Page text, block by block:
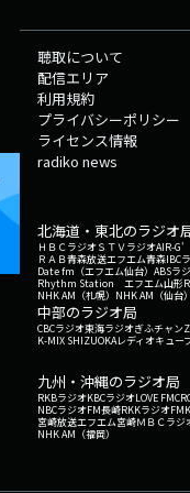
聴取について
配信エリア
利用規約
プライバシーポリシー
ライセンス情報
radiko news
北海道・東北のラジオ
ＨＢＣラジオＳＴＶラジオAIR-G'
ＲＡＢ青森放送エフエム青森IBC
Date fm（エフエム仙台） ABSラ
Rhythm Station エフエム山形
NHK AM（札幌） NHK AM（仙台
中部のラジオ局
CBCラジオ東海ラジオぎふチャン
K-MIX SHIZUOKAレディオキュー
九州・沖縄のラジオ局
RKBラジオKBCラジオLOVE FM
NBCラジオFM長崎RKKラジオ
宮崎放送エフエム宮崎ＭＢＣラジ
NHK AM（福岡）